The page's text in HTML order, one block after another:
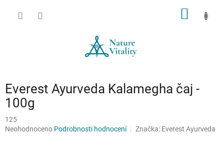
Everest Ayurveda Kalamegha čaj -
100g
125
Průměrné
Neohodnoceno Podrobnosti hodnocení Značka: Everest Ayurveda